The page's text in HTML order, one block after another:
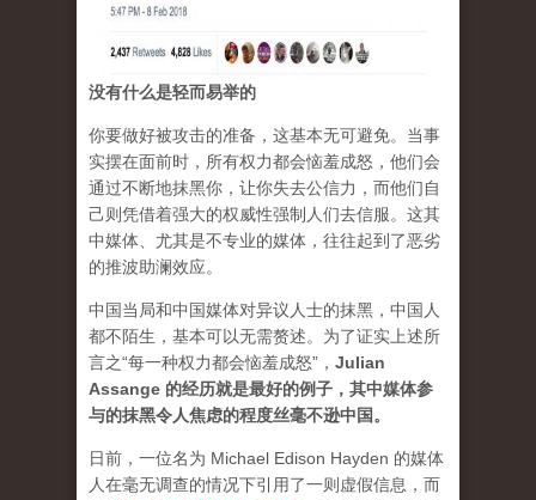
没有什么是轻而易举的
你要做好被攻击的准备，这基本无可避免。当事
实摆在面前时，所有权力都会恼羞成怒，他们会
通过不断地抹黑你，让你失去公信力，而他们自
己则凭借着强大的权威性强制人们去信服。这其
中媒体、尤其是不专业的媒体，往往起到了恶劣
的推波助澜效应。
中国当局和中国媒体对异议人士的抹黑，中国人
都不陌生，基本可以无需赘述。为了证实上述所
言之“每一种权力都会恼羞成怒”， Julian
Assange 的经历就是最好的例子，其中媒体参
与的抹黑令人焦虑的程度丝毫不逊中国。
日前，一位名为 Michael Edison Hayden 的媒体
人在毫无调查的情况下引用了一则虚假信息，而